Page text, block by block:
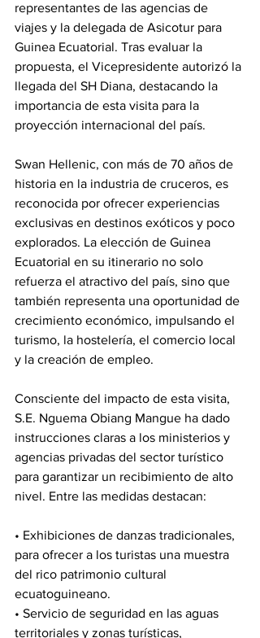
representantes de las agencias de
viajes y la delegada de Asicotur para
Guinea Ecuatorial. Tras evaluar la
propuesta, el Vicepresidente autorizó la
llegada del SH Diana, destacando la
importancia de esta visita para la
proyección internacional del país.
Swan Hellenic, con más de 70 años de
historia en la industria de cruceros, es
reconocida por ofrecer experiencias
exclusivas en destinos exóticos y poco
explorados. La elección de Guinea
Ecuatorial en su itinerario no solo
refuerza el atractivo del país, sino que
también representa una oportunidad de
crecimiento económico, impulsando el
turismo, la hostelería, el comercio local
y la creación de empleo.
Consciente del impacto de esta visita,
S.E. Nguema Obiang Mangue ha dado
instrucciones claras a los ministerios y
agencias privadas del sector turístico
para garantizar un recibimiento de alto
nivel. Entre las medidas destacan:
• Exhibiciones de danzas tradicionales,
para ofrecer a los turistas una muestra
del rico patrimonio cultural
ecuatoguineano.
• Servicio de seguridad en las aguas
territoriales y zonas turísticas,